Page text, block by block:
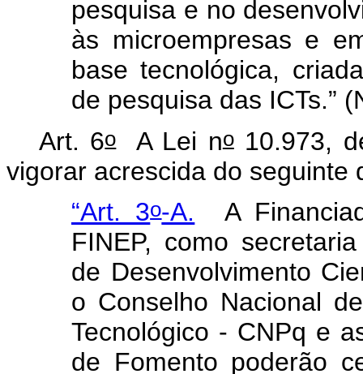
pesquisa e no
às microempresas e
base tecnológica,
de pesquisa das ICTs.”
Art. 6oA Lei no10.973,
vigorar acrescida do seguinte
“Art. 3o-A.
A
FINEP, como
de Desenvolvimento
o Conselho Nacional
Tecnológico - CNPq e
de Fomento poderão